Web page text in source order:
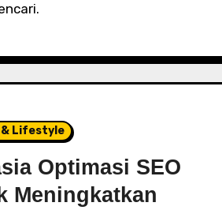
& Lifestyle
Optimasi SEO
Meningkatkan